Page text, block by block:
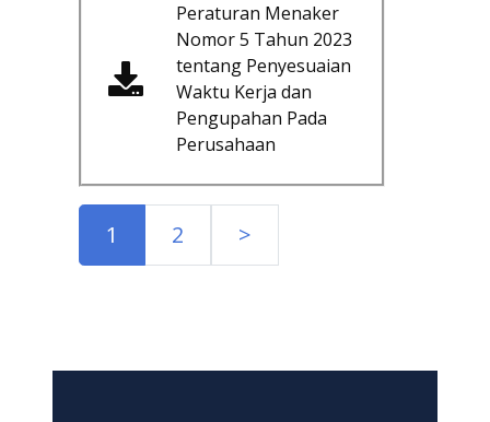
Peraturan Menaker
Nomor 5 Tahun 2023
tentang Penyesuaian
Waktu Kerja dan
Pengupahan Pada
Perusahaan
1 2 >